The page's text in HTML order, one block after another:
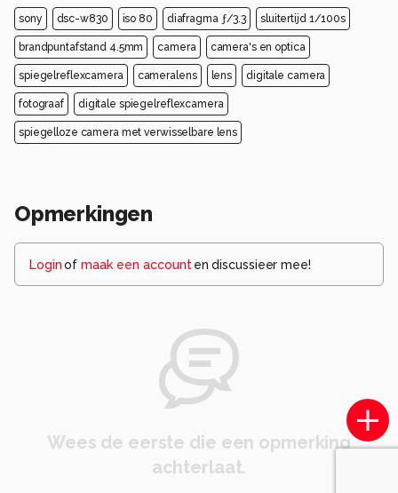
sony dsc-w830 iso 80 diafragma ƒ/3.3 sluitertijd 1/100s
brandpuntafstand 4.5mm camera camera's en optica
spiegelreflexcamera cameralens lens digitale camera
fotograaf digitale spiegelreflexcamera
spiegelloze camera met verwisselbare lens
Opmerkingen
Loginof maak een account en discussieer mee!
Wees de eerste die een opmerking
achterlaat.